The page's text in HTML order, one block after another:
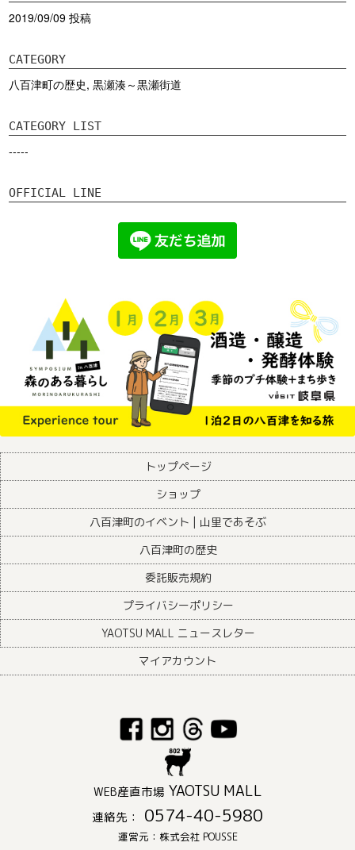
2019/09/09 投稿
CATEGORY
八百津町の歴史,黒瀬湊～黒瀬街道
CATEGORY LIST
-----
OFFICIAL LINE
トップページ
ショップ
八百津町のイベント | 山里であそぶ
八百津町の歴史
委託販売規約
プライバシーポリシー
YAOTSU MALL ニュースレター
マイアカウント
WEB産直市場 YAOTSU MALL
連絡先： 0574-40-5980
運営元：株式会社 POUSSE